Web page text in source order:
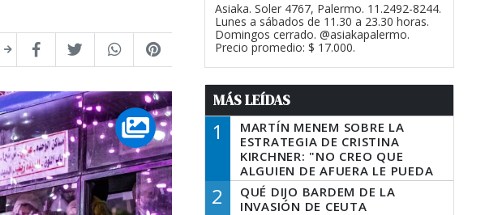
Asiaka. Soler 4767, Palermo. 11.2492-8244.
Lunes a sábados de 11.30 a 23.30 horas.
Domingos cerrado. @asiakapalermo.
Precio promedio: $ 17.000.
MÁS LEÍDAS
1
MARTÍN MENEM SOBRE LA
ESTRATEGIA DE CRISTINA
KIRCHNER: "NO CREO QUE
ALGUIEN DE AFUERA LE PUEDA
DECIR A LA JUSTICIA LO QUE
TIENE QUE HACER"
2
QUÉ DIJO BARDEM DE LA
INVASIÓN DE CEUTA